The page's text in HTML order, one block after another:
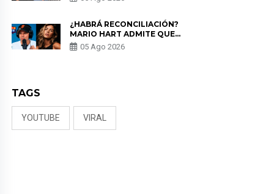
PUDO MÁS”
¿HABRÁ RECONCILIACIÓN?
MARIO HART ADMITE QUE
PODRÍA VOLVER CON KORINA
RIVADENEIRA: “NO LE CERRARÍA
05 Ago 2026
TAGS
YOUTUBE VIRAL